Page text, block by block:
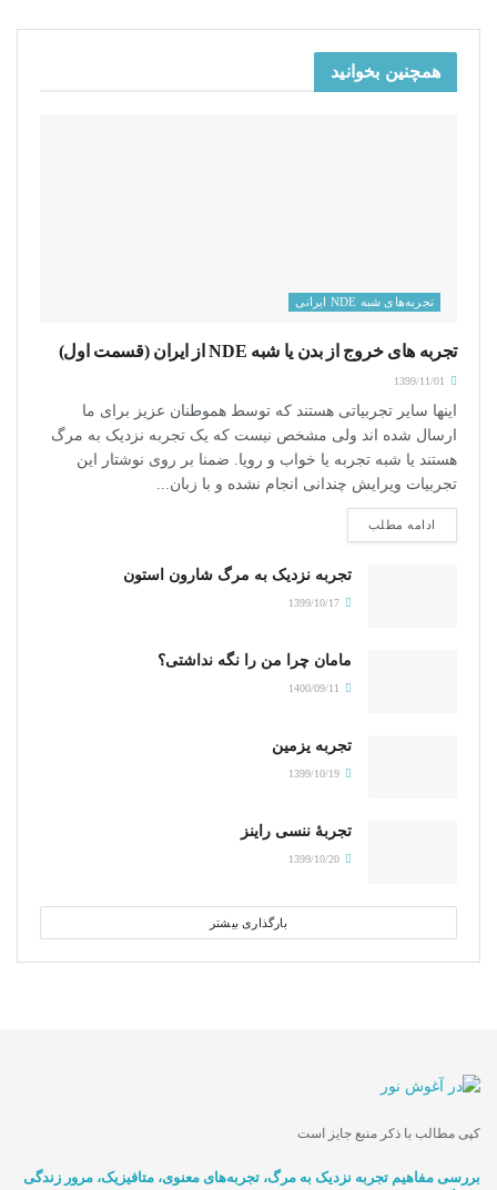
همچنین بخوانید
تجربه‌های شبه NDE ایرانی
تجربه های خروج از بدن یا شبه NDE از ایران (قسمت اول)
اینها سایر تجربیاتی هستند که توسط هموطنان عزیز برای ما
ارسال شده اند ولی مشخص نیست که یک تجربه نزدیک به مرگ
هستند یا شبه تجربه یا خواب و رویا. ضمنا بر روی نوشتار این
تجربیات ویرایش چندانی انجام نشده و با زبان...
ادامه مطلب
تجربه نزدیک به مرگ شارون استون
مامان چرا من را نگه نداشتی؟
تجربه یزمین
تجربۀ ننسی راینز
بارگذاری بیشتر
کپی مطالب با ذکر منبع جایز است
بررسی مفاهیم تجربه‌ نزدیک به مرگ، تجربه‌های معنوی، متافیزیک، مرور زندگی